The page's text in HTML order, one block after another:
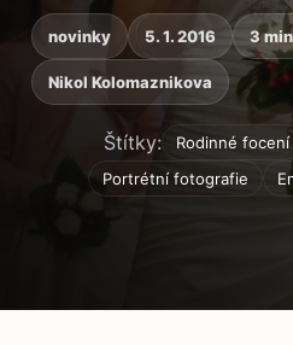
novinky 5. 1. 2016 3
Nikol Kolomaznikova
Štítky: Rodinné focení
Portrétní fotografie